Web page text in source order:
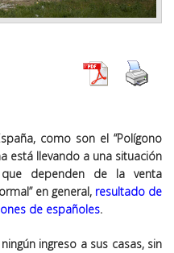
como son el “Polígono
está llevando a una situación
dependen de la venta
en general, resultado de
de españoles.
ingreso a sus casas, sin